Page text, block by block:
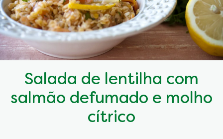
Salada de lentilha com
salmão defumado e molho
cítrico